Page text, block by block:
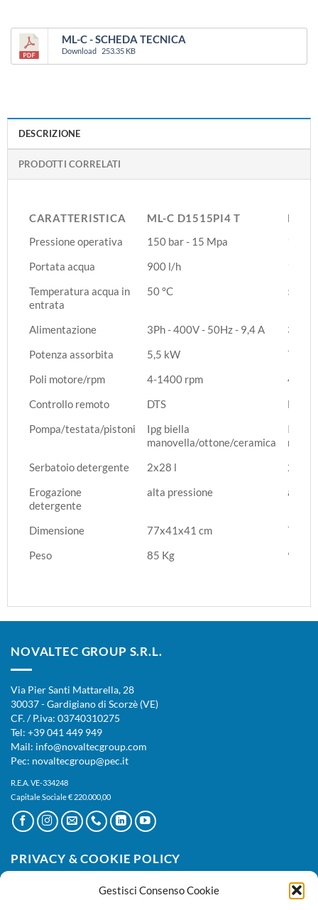
Gestisci Consenso Cookie
ML-C - SCHEDA TECNICA
Download 253.35 KB
DESCRIZIONE
PRODOTTI CORRELATI
CARATTERISTICA ML-C D1515PI4 T
ML-
Pressione operativa 150 bar - 15 Mpa
150
Portata acqua
900 l/h
1260
Temperatura acqua in
entrata
50 °C 50 °C
Alimentazione 3Ph - 400V - 50Hz - 9,4 A
3Ph -
Potenza assorbita
5,5 kW
7,1
Poli motore/rpm
4-1400 rpm
4-
Controllo remoto
DTS
DTS
Pompa/testata/pistoni
Ipg biella
manovella/ottone/ceramica
Ipg
Serbatoio detergente
2x28 l
2x28 l
Erogazione
detergente
alta pressione alta
Dimensione 77x41x41 cm
Peso
85 Kg 90 Kg
NOVALTEC GROUP S.R.L.
Via Pier Santi Mattarella, 28
30037 - Gardigiano di Scorzè (VE)
CF. / P.iva: 03740310275
Tel: +39 041 449 949
Mail: info@novaltecgroup.com
Pec: novaltecgroup@pec.it
R.E.A. VE-334248
Capitale Sociale € 220.000,00
PRIVACY & COOKIE POLICY
Cookie Policy